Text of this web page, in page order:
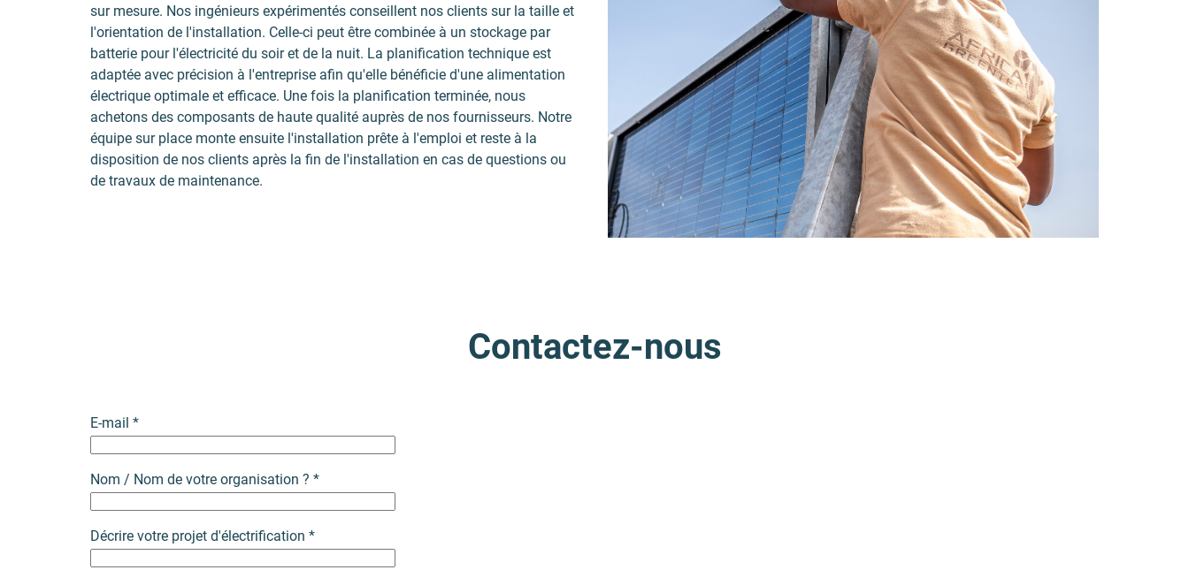
sur mesure. Nos ingénieurs expérimentés conseillent nos clients sur la taille et
l'orientation de l'installation. Celle-ci peut être combinée à un stockage par
batterie pour l'électricité du soir et de la nuit. La planification technique est
adaptée avec précision à l'entreprise afin qu'elle bénéficie d'une alimentation
électrique optimale et efficace. Une fois la planification terminée, nous
achetons des composants de haute qualité auprès de nos fournisseurs. Notre
équipe sur place monte ensuite l'installation prête à l'emploi et reste à la
disposition de nos clients après la fin de l'installation en cas de questions ou
de travaux de maintenance.
Contactez-nous
E-mail *
Nom / Nom de votre organisation ? *
Décrire votre projet d'électrification *